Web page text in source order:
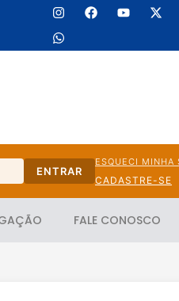
ENTRAR
ESQUECI MINHA
CADASTRE-SE
FALE CONOSCO